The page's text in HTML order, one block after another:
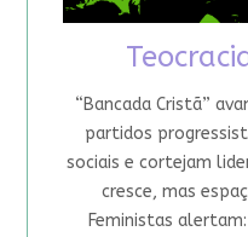
“Bancada Cristã”
partidos
sociais e cortejam
cresce, mas
Feministas